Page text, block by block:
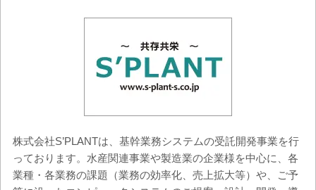
株式会社S’PLANTは、基幹業務システムの受託開発事業を行
っております。水産関連事業や製造業の企業様を中心に、各
業種・各業務の課題（業務の効率化、売上拡大等）や、ご予